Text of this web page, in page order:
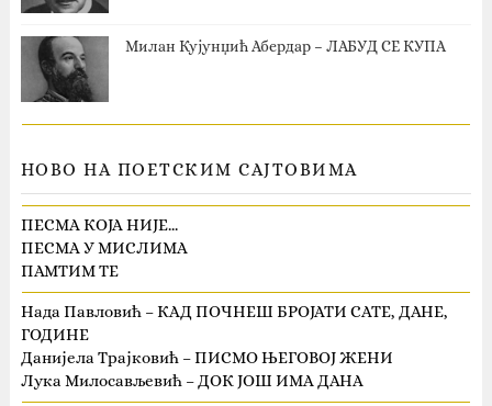
Милан Кујунџић Абердар – ЛАБУД СЕ КУПА
НОВО НА ПОЕТСКИМ САЈТОВИМА
ПЕСМА КОЈА НИЈЕ…
ПЕСМА У МИСЛИМА
ПАМТИМ ТЕ
Нада Павловић – КАД ПОЧНЕШ БРОЈАТИ САТЕ, ДАНЕ,
ГОДИНЕ
Данијела Трајковић – ПИСМО ЊЕГОВОЈ ЖЕНИ
Лука Милосављевић – ДОК ЈОШ ИМА ДАНА